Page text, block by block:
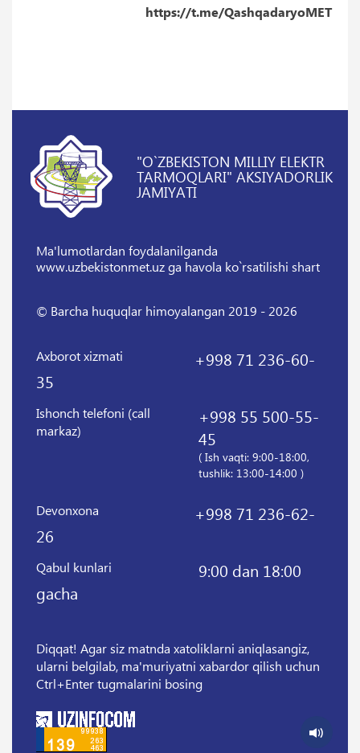
https://t.me/QashqadaryoMET
"O`ZBEKISTON MILLIY ELEKTR
TARMOQLARI" AKSIYADORLIK
JAMIYATI
Ma'lumotlardan foydalanilganda
www.uzbekistonmet.uz ga havola ko`rsatilishi shart
© Barcha huquqlar himoyalangan 2019 - 2026
Axborot xizmati
+998 71 236-60-
35
Ishonch telefoni (call
markaz)
+998 55 500-55-
45
( Ish vaqti: 9:00-18:00,
tushlik: 13:00-14:00 )
Devonxona
+998 71 236-62-
26
Qabul kunlari
9:00 dan 18:00
gacha
Diqqat! Agar siz matnda xatoliklarni aniqlasangiz,
ularni belgilab, ma'muriyatni xabardor qilish uchun
Ctrl+Enter tugmalarini bosing